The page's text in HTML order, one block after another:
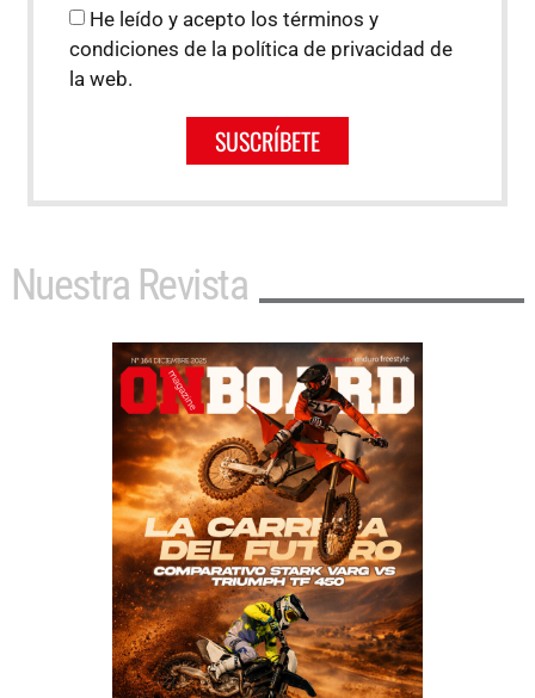
He leído y acepto los términos y
condiciones de la política de privacidad de
la web.
SUSCRÍBETE
Nuestra Revista